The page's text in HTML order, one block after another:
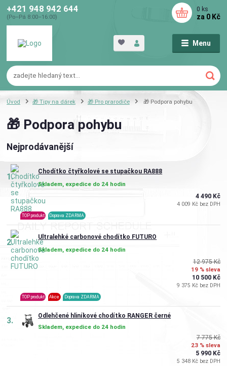
Menu
+421 948 942 644
(Po–Pá 8:00–16:00)
0 ks
za 0 Kč
Úvod 🎁 Tipy na dárek 🎁 Pro prarodiče 🎁 Podpora pohybu
🎁 Podpora pohybu
Nejprodávanější
1.
Chodítko čtyřkolové se stupačkou RA888
Skladem, expedice do 24 hodin
TOP produkt Doprava ZDARMA
4 490 Kč
4 009 Kč bez DPH
2.
Ultralehké carbonové chodítko FUTURO
Skladem, expedice do 24 hodin
TOP produkt Akce Doprava ZDARMA
12 975 Kč
19 % sleva
10 500 Kč
9 375 Kč bez DPH
3.
Odlehčené hliníkové chodítko RANGER černé
Skladem, expedice do 24 hodin
7 775 Kč
23 % sleva
5 990 Kč
5 348 Kč bez DPH